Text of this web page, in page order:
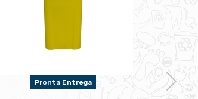
Pronta Entrega